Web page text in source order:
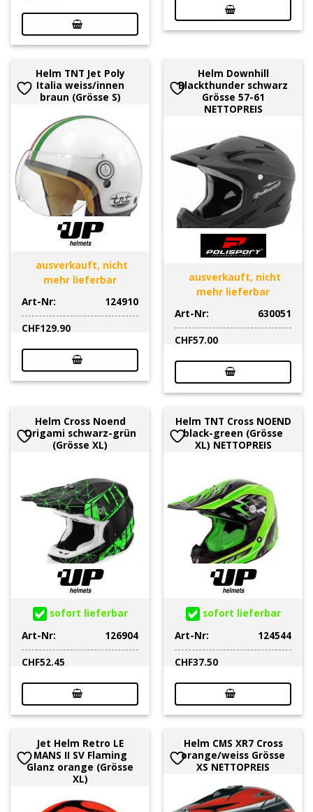
Helm TNT Jet Poly
Italia weiss/innen
braun (Grösse S)
ausverkauft, nicht
mehr lieferbar
Art-Nr:
124910
CHF129.90
Helm Downhill
Blackthunder schwarz
Grösse 57-61
NETTOPREIS
ausverkauft, nicht
mehr lieferbar
Art-Nr:
630051
CHF57.00
Helm Cross Noend
Origami schwarz-grün
(Grösse XL)
sofort lieferbar
Art-Nr:
126904
CHF52.45
Helm TNT Cross NOEND
black-green (Grösse
XL) NETTOPREIS
sofort lieferbar
Art-Nr:
124544
CHF37.50
Jet Helm Retro LE
MANS II SV Flaming
Glanz orange (Grösse
XL)
Helm CMS XR7 Cross
orange/weiss Grösse
XS NETTOPREIS